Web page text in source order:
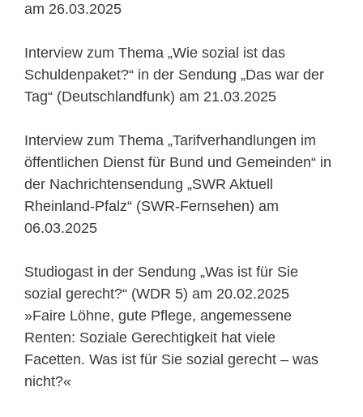
am 26.03.2025
Interview zum Thema „Wie sozial ist das
Schuldenpaket?“ in der Sendung „Das war der
Tag“ (Deutschlandfunk) am 21.03.2025
Interview zum Thema „Tarifverhandlungen im
öffentlichen Dienst für Bund und Gemeinden“ in
der Nachrichtensendung „SWR Aktuell
Rheinland-Pfalz“ (SWR-Fernsehen) am
06.03.2025
Studiogast in der Sendung „Was ist für Sie
sozial gerecht?“ (WDR 5) am 20.02.2025
»Faire Löhne, gute Pflege, angemessene
Renten: Soziale Gerechtigkeit hat viele
Facetten. Was ist für Sie sozial gerecht – was
nicht?«